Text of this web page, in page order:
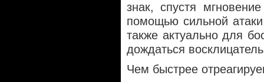
знак, спустя
помощью сильной
также актуально для
дождаться
Чем быстрее